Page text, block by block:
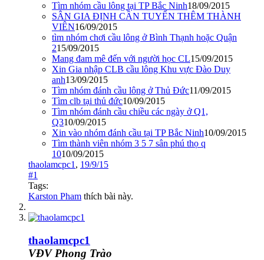
Tìm nhóm cầu lông tại TP Bắc Ninh18/09/2015
SÂN GIA ĐỊNH CẦN TUYỂN THÊM THÀNH
VIÊN16/09/2015
tìm nhóm chơi cầu lông ở Bình Thạnh hoặc Quận
215/09/2015
Mang đam mê đến với người học CL15/09/2015
Xin Gia nhập CLB cầu lông Khu vực Đào Duy
anh13/09/2015
Tìm nhóm đánh cầu lông ở Thủ Đức11/09/2015
Tìm clb tại thủ đức10/09/2015
Tìm nhóm đánh cầu chiều các ngày ở Q1,
Q310/09/2015
Xin vào nhóm đánh cầu tại TP Bắc Ninh10/09/2015
Tìm thành viên nhóm 3 5 7 sân phú thọ q
1010/09/2015
thaolamcpc1 , 19/9/15
#1
Tags:
Karston Pham thích bài này.
thaolamcpc1
VĐV Phong Trào